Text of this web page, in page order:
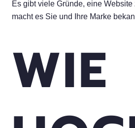
Es gibt viele Gründe, eine
macht es Sie und Ihre Marke
WIE